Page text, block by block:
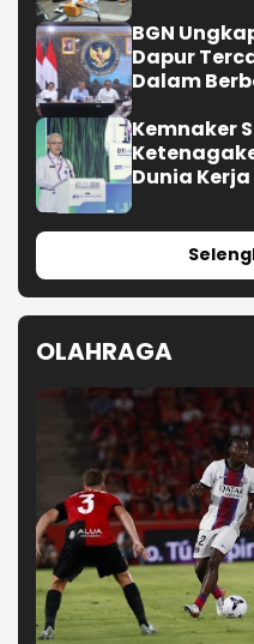
BGN
Dapur
Dalam
Siap
Kemnaker
Dunia Kerja
OLAHRAGA